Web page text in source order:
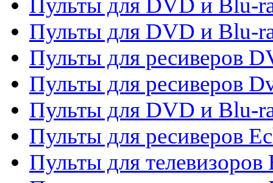
Пульты для DVD и Blu-
Пульты для ресиверов
Пульты для ресиверов
Пульты для DVD и Blu-
Пульты для ресиверов
Пульты для телевизоров